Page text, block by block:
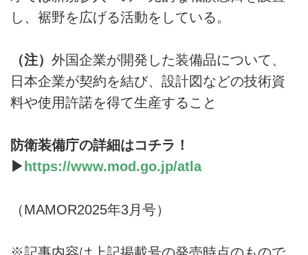
し、裾野を広げる活動をしている。
（注） 外国企業が開発した装備品について、
日本企業が契約を結び、設計図などの技術資
料や使用許諾を得て生産すること
防衛装備庁の詳細はコチラ！
▶ https://www.mod.go.jp/atla
（MAMOR2025年3月号）